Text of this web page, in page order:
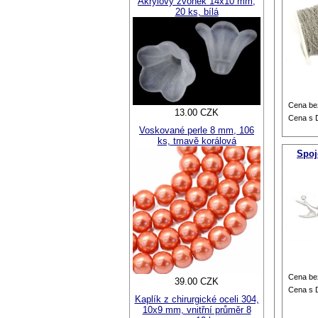
Cena
Cena s
Cena
Cena s
20 ks, bílá
13.00 CZK
Voskované perle 8 mm, 106
ks, tmavě korálová
39.00 CZK
Kaplík z chirurgické oceli 304,
10x9 mm, vnitřní průměr 8